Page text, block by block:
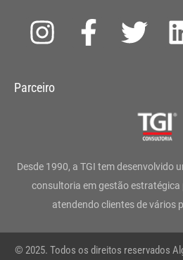
I
s
g
r
a
m
F
a
o
o
k
-
T
t
e
r
Parceiro
Desde 1990, a TGI tem desenvolvido
consultoria em gestão
atendendo clientes de vários
© 2025. Todos os direitos reservados